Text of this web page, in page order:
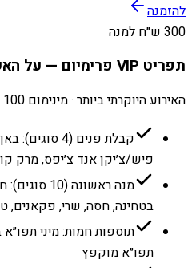
להזמנה
300 ש״ח למנה
תפריט VIP פרימיום — על האש בשרים מובחרים
האירוע היוקרתי ביותר · מינימום 100 מנות
קבלת פנים (4
פיש/צ׳יקן אנד צ׳יפס, מרק
מנה ראשונה
בטחינה, חסה, שרי, פקאנים,
תוספות חמות: מיני תפו״א
תפו״א מוקפץ